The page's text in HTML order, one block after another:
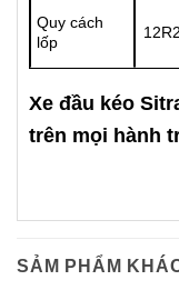
Quy cách
lốp
Xe đầu kéo
trên mọi hành
SẢM PHẨM